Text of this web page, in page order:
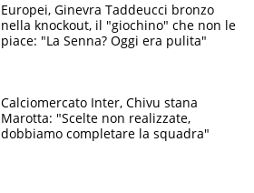
Europei, Ginevra Taddeucci bronzo
nella knockout, il "giochino" che non le
piace: "La Senna? Oggi era pulita"
Calciomercato Inter, Chivu stana
Marotta: "Scelte non realizzate,
dobbiamo completare la squadra"